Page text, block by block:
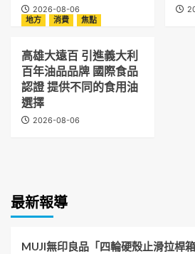
2026-08-06
地方
消費 焦點
高雄大遠百 引進義大利
百年油品品牌 國際食品
認證 提供不同的食用油
選擇
2026-08-06
最新報導
MUJI無印良品「四輪硬殼止滑拉桿